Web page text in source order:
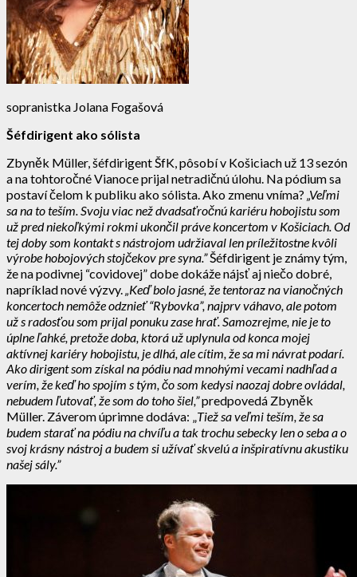
sopranistka Jolana Fogašová
Šéfdirigent ako sólista
Zbyněk Müller, šéfdirigent ŠfK, pôsobí v Košiciach už 13 sezón
a na tohtoročné Vianoce prijal netradičnú úlohu. Na pódium sa
postaví čelom k publiku ako sólista. Ako zmenu vníma? „Veľmi
sa na to teším. Svoju viac než dvadsaťročnú kariéru hobojistu som
už pred niekoľkými rokmi ukončil práve koncertom v Košiciach. Od
tej doby som kontakt s nástrojom udržiaval len príležitostne kvôli
výrobe hobojových stojčekov pre syna.”Šéfdirigent je známy tým,
že na podivnej “covidovej” dobe dokáže nájsť aj niečo dobré,
napríklad nové výzvy. „Keď bolo jasné, že tentoraz na vianočných
koncertoch nemôže odznieť “Rybovka”, najprv váhavo, ale potom
už s radosťou som prijal ponuku zase hrať. Samozrejme, nie je to
úplne ľahké, pretože doba, ktorá už uplynula od konca mojej
aktívnej kariéry hobojistu, je dlhá, ale cítim, že sa mi návrat podarí.
Ako dirigent som získal na pódiu nad mnohými vecami nadhľad a
verím, že keď ho spojím s tým, čo som kedysi naozaj dobre ovládal,
nebudem ľutovať, že som do toho šiel,”predpovedá Zbyněk
Müller. Záverom úprimne dodáva: „ Tiež sa veľmi teším, že sa
budem starať na pódiu na chvíľu a tak trochu sebecky len o seba a o
svoj krásny nástroj a budem si užívať skvelú a inšpiratívnu akustiku
našej sály.”